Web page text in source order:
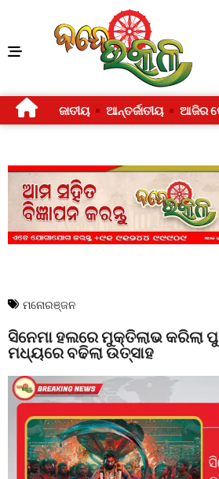
ଜାତୀୟ ଆନ୍ତର୍ଜାତୀୟ ଆଜିର
ମନୋରଞ୍ଜନ
ସିନେମା ହଲରେ ମୁକ୍ତିଲାଭ କରିଲା
ମଧ୍ୟରେ ବଢିଲା ଉତ୍ସାହ